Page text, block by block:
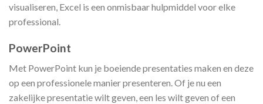
visualiseren, Excel is een onmisbaar hulpmiddel voor elke
professional.
PowerPoint
Met PowerPoint kun je boeiende presentaties maken en deze
op een professionele manier presenteren. Of je nu een
zakelijke presentatie wilt geven, een les wilt geven of een